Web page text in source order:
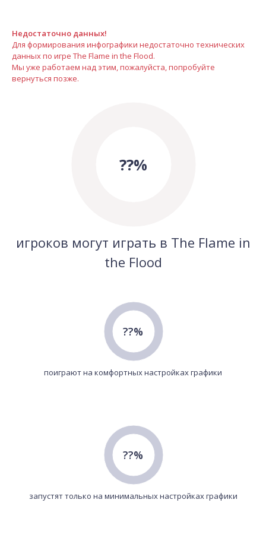
Недостаточно данных!
Для формирования инфографики недостаточно технических
данных по игре The Flame in the Flood.
Мы уже работаем над этим, пожалуйста, попробуйте
вернуться позже.
??%
игроков могут играть в The Flame in
the Flood
??%
поиграют на комфортных настройках графики
??%
запустят только на минимальных настройках графики